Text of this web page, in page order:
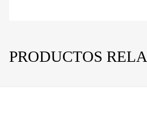
PRODUCTOS